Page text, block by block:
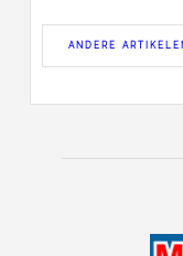
ANDERE